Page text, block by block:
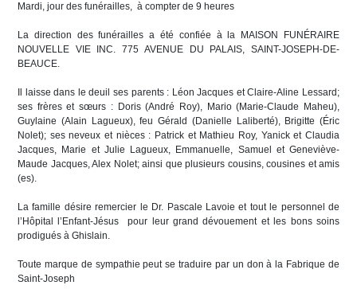
Mardi, jour des funérailles, à compter de 9 heures
La direction des funérailles a été confiée à la MAISON FUNÉRAIRE
NOUVELLE VIE INC. 775 AVENUE DU PALAIS, SAINT-JOSEPH-DE-
BEAUCE.
Il laisse dans le deuil ses parents : Léon Jacques et Claire-Aline Lessard;
ses frères et sœurs : Doris (André Roy), Mario (Marie-Claude Maheu),
Guylaine (Alain Lagueux), feu Gérald (Danielle Laliberté), Brigitte (Éric
Nolet); ses neveux et nièces : Patrick et Mathieu Roy, Yanick et Claudia
Jacques, Marie et Julie Lagueux, Emmanuelle, Samuel et Geneviève-
Maude Jacques, Alex Nolet; ainsi que plusieurs cousins, cousines et amis
(es).
La famille désire remercier le Dr. Pascale Lavoie et tout le personnel de
l’Hôpital l’Enfant-Jésus pour leur grand dévouement et les bons soins
prodigués à Ghislain.
Toute marque de sympathie peut se traduire par un don à la Fabrique de
Saint-Joseph